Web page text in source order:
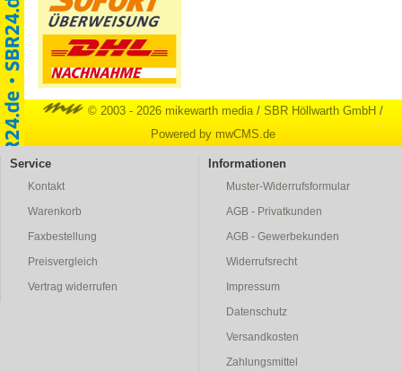
© 2003 - 2026 mikewarth media/ SBR Höllwarth GmbH /
Powered by mwCMS.de
Service
Kontakt
Warenkorb
Faxbestellung
Preisvergleich
Vertrag widerrufen
Informationen
Muster-Widerrufsformular
AGB - Privatkunden
AGB - Gewerbekunden
Widerrufsrecht
Impressum
Datenschutz
Versandkosten
Zahlungsmittel